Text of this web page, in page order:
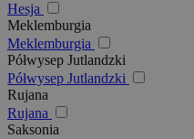
Hesja
Meklemburgia
Meklemburgia
Półwysep Jutlandzki
Półwysep Jutlandzki
Rujana
Rujana
Saksonia